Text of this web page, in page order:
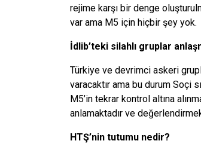
rejime karşı bir denge
var ama M5 için hiçbir şey yok.
İdlib’teki silahlı gruplar
Türkiye ve devrimci askeri
varacaktır ama bu durum Soçi
M5’in tekrar kontrol altına
anlamaktadır ve
HTŞ’nin tutumu nedir?